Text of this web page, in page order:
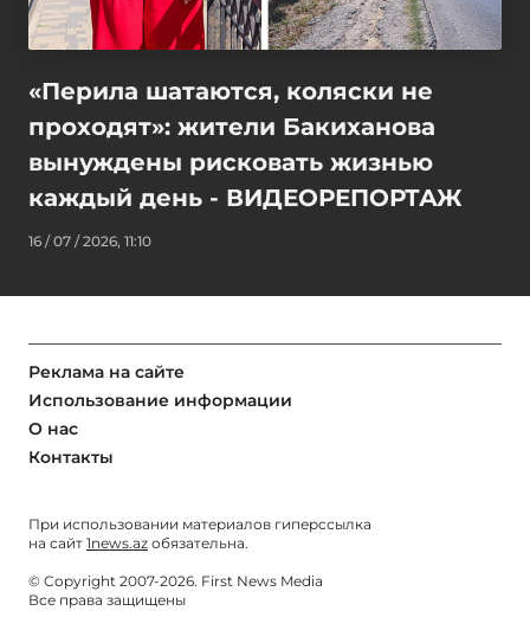
«Перила шатаются, коляски не
проходят»: жители Бакиханова
вынуждены рисковать жизнью
каждый день - ВИДЕОРЕПОРТАЖ
16 / 07 / 2026, 11:10
Реклама на сайте
Использование информации
О нас
Контакты
При использовании материалов гиперссылка
на сайт 1news.az обязательна.
© Copyright 2007-2026. First News Media
Все права защищены